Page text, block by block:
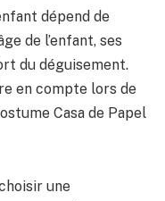
dépend de
de l’enfant, ses
du déguisement.
en compte lors de
Casa de Papel
une